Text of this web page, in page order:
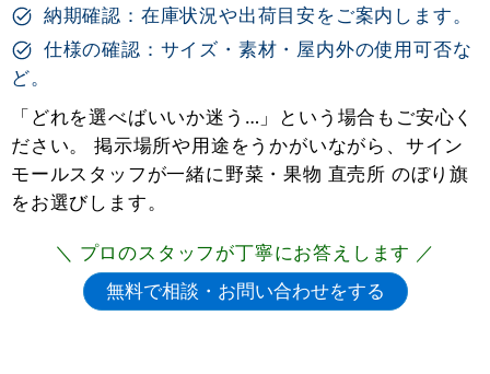
納期確認：在庫状況や出荷目安をご案内します。
仕様の確認：サイズ・素材・屋内外の使用可否な
ど。
「どれを選べばいいか迷う…」という場合もご安心く
ださい。 掲示場所や用途をうかがいながら、サイン
モールスタッフが一緒に野菜・果物 直売所 のぼり旗
をお選びします。
＼ プロのスタッフが丁寧にお答えします ／